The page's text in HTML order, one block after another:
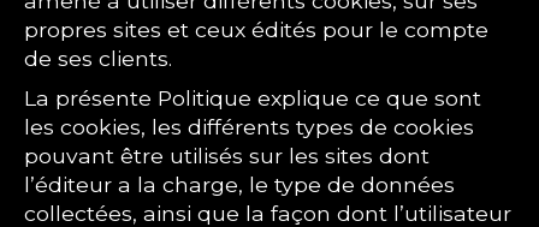
propres sites et ceux édités pour le compte
de ses clients.
La présente Politique explique ce que sont
les cookies, les différents types de cookies
pouvant être utilisés sur les sites dont
l’éditeur a la charge, le type de données
collectées, ainsi que la façon dont l’utilisateur